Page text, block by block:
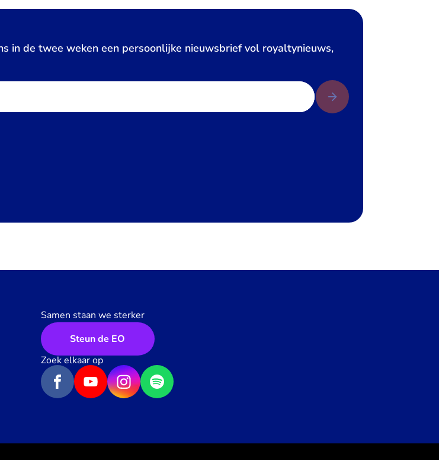
in de twee weken een persoonlijke nieuwsbrief vol royaltynieuws,
Samen staan we sterker
Steun de EO
Zoek elkaar op